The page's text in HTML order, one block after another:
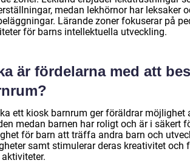
medan lekhörnor har leksaker
Lärande zoner fokuserar på
för barns intellektuella utveckling.
är fördelarna med att
ett kiosk barnrum ger föräldrar möjlighet
medan barnen har roligt och är i säkert
för barn att träffa andra barn och
samt stimulerar deras kreativitet och